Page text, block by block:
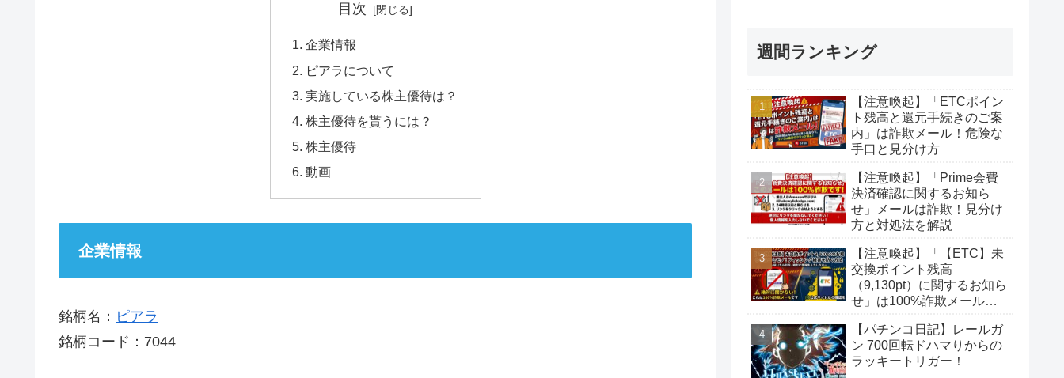
目次
企業情報
ピアラについて
実施している株主優待は？
株主優待を貰うには？
株主優待
動画
企業情報
銘柄名： ピアラ
銘柄コード：7044
週間ランキング
【注意喚起】「ETCポイン
ト残高と還元手続きのご案
内」は詐欺メール！危険な
手口と見分け方
【注意喚起】「Prime会費
決済確認に関するお知ら
せ」メールは詐欺！見分け
方と対処法を解説
【注意喚起】「【ETC】未
交換ポイント残高
（9,130pt）に関するお知ら
せ」は100%詐欺メール！
【パチンコ日記】レールガ
ン 700回転ドハマりからの
ラッキートリガー！